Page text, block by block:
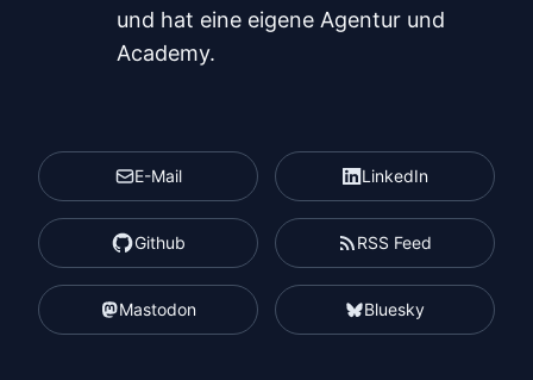
und hat eine eigene Agentur und
Academy.
E-Mail LinkedIn
Github RSS Feed
Mastodon Bluesky